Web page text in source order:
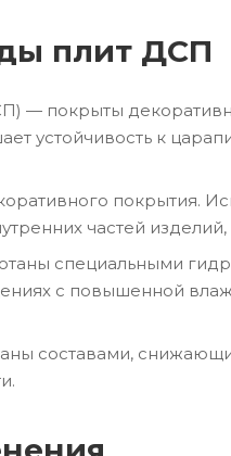
плит ДСП
— покрыты
устойчивость к
покрытия.
частей
специальными
с повышенной
составами,